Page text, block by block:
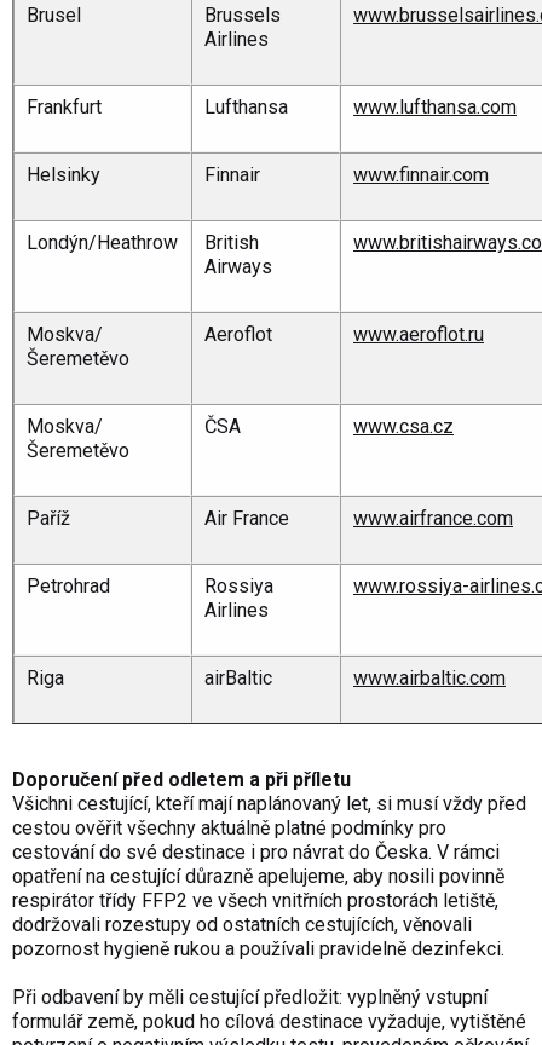
Brusel
Brussels
Airlines
Frankfurt Lufthansa www.lufthansa.com
Helsinky Finnair www.finnair.com
Londýn/Heathrow
British
Airways
Moskva/
Šeremetěvo
Aeroflot www.aeroflot.ru
Moskva/
Šeremetěvo
ČSA www.csa.cz
Paříž Air France www.airfrance.com
Petrohrad
Rossiya
Airlines
www.rossiya-
Riga airBaltic www.airbaltic.com
Doporučení před odletem a při příletu
Všichni cestující, kteří mají naplánovaný let, si musí vždy před
cestou ověřit všechny aktuálně platné podmínky pro
cestování do své destinace i pro návrat do Česka. V rámci
opatření na cestující důrazně apelujeme, aby nosili povinně
respirátor třídy FFP2 ve všech vnitřních prostorách letiště,
dodržovali rozestupy od ostatních cestujících, věnovali
pozornost hygieně rukou a používali pravidelně dezinfekci.
Při odbavení by měli cestující předložit: vyplněný vstupní
formulář země, pokud ho cílová destinace vyžaduje, vytištěné